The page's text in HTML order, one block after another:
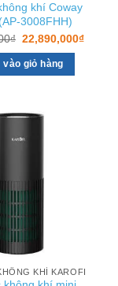
khí Coway
3008FHH)
₫ Giá
là:
27,000,000₫.
22,890,000₫Giá
vào giỏ hàng
KHÍ KAROFI